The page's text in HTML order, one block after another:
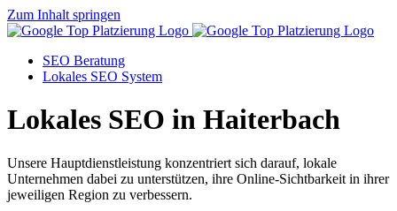
Zum Inhalt springen
SEO Beratung
Lokales SEO System
Lokales SEO in Haiterbach
Unsere Hauptdienstleistung konzentriert sich darauf, lokale
Unternehmen dabei zu unterstützen, ihre Online-Sichtbarkeit in ihrer
jeweiligen Region zu verbessern.